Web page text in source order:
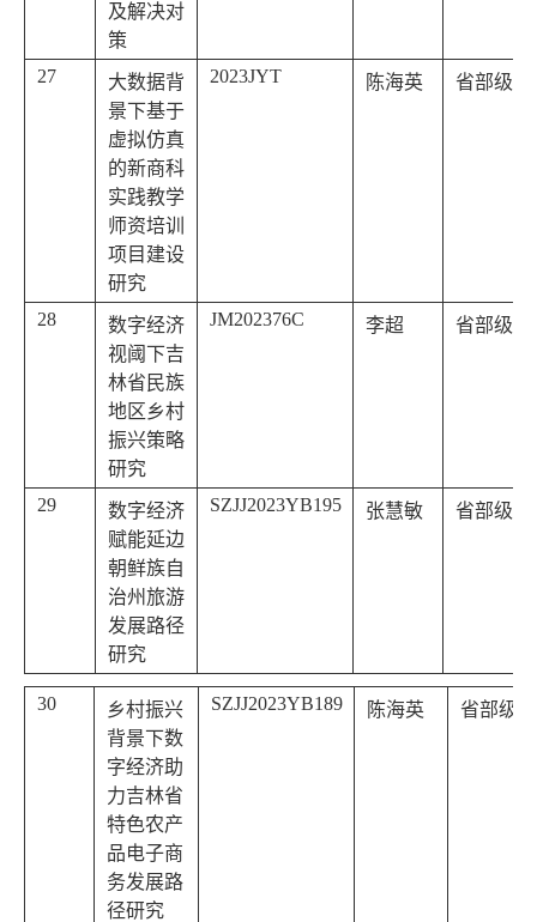
及解决对
策
27
大数据背
景下基于
虚拟仿真
的新商科
实践教学
师资培训
项目建设
研究
2023JYT 陈海英 省部级
28
数字经济
视阈下吉
林省民族
地区乡村
振兴策略
研究
JM202376C 李超 省部级
29
数字经济
赋能延边
朝鲜族自
治州旅游
发展路径
研究
SZJJ2023YB195 张慧敏 省部级
30
乡村振兴
背景下数
字经济助
力吉林省
特色农产
品电子商
务发展路
径研究
SZJJ2023YB189 陈海英 省部级